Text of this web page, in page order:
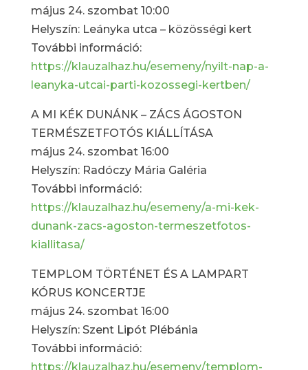
május 24. szombat 10:00
Helyszín: Leányka utca – közösségi kert
További információ:
https://klauzalhaz.hu/esemeny/nyilt-nap-a-
leanyka-utcai-parti-kozossegi-kertben/
A MI KÉK DUNÁNK – ZÁCS ÁGOSTON
TERMÉSZETFOTÓS KIÁLLÍTÁSA
május 24. szombat 16:00
Helyszín: Radóczy Mária Galéria
További információ:
https://klauzalhaz.hu/esemeny/a-mi-kek-
dunank-zacs-agoston-termeszetfotos-
kiallitasa/
TEMPLOM TÖRTÉNET ÉS A LAMPART
KÓRUS KONCERTJE
május 24. szombat 16:00
Helyszín: Szent Lipót Plébánia
További információ:
https://klauzalhaz.hu/esemeny/templom-